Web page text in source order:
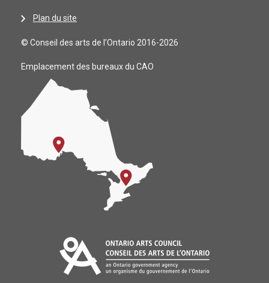
Plan du site
© Conseil des arts de l’Ontario 2016-2026
Emplacement des bureaux du CAO